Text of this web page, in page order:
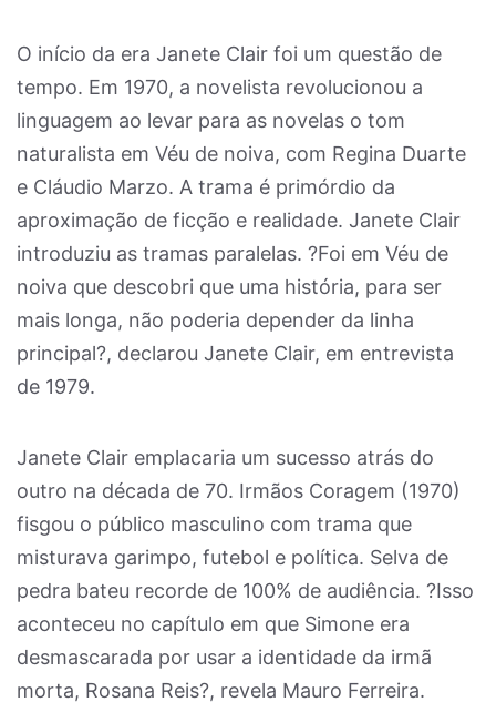
O início da era Janete Clair foi um questão de
tempo. Em 1970, a novelista revolucionou a
linguagem ao levar para as novelas o tom
naturalista em Véu de noiva, com Regina Duarte
e Cláudio Marzo. A trama é primórdio da
aproximação de ficção e realidade. Janete Clair
introduziu as tramas paralelas. ?Foi em Véu de
noiva que descobri que uma história, para ser
mais longa, não poderia depender da linha
principal?, declarou Janete Clair, em entrevista
de 1979.
Janete Clair emplacaria um sucesso atrás do
outro na década de 70. Irmãos Coragem (1970)
fisgou o público masculino com trama que
misturava garimpo, futebol e política. Selva de
pedra bateu recorde de 100% de audiência. ?Isso
aconteceu no capítulo em que Simone era
desmascarada por usar a identidade da irmã
morta, Rosana Reis?, revela Mauro Ferreira.